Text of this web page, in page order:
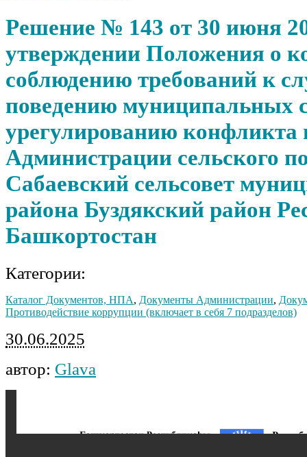
Решение № 143 от 30 июня
утверждении Положения о
соблюдению требований к
поведению муниципальных
урегулированию конфликта
Администрации сельского
Сабаевский сельсовет
района Буздякский район
Башкортостан
Категории:
Каталог Документов, НПА, Документы Администрации,
Противодействие коррупции (включает в себя 7 подразделов)
30.06.2025
автор: Glava